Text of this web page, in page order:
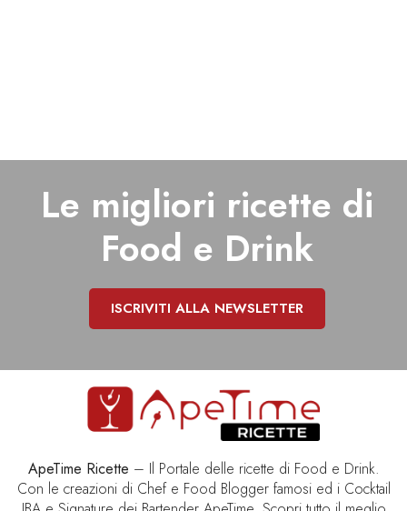
Le migliori ricette di
Food e Drink
ISCRIVITI ALLA NEWSLETTER
ApeTime Ricette – Il Portale delle ricette di Food e Drink.
Con le creazioni di Chef e Food Blogger famosi ed i Cocktail